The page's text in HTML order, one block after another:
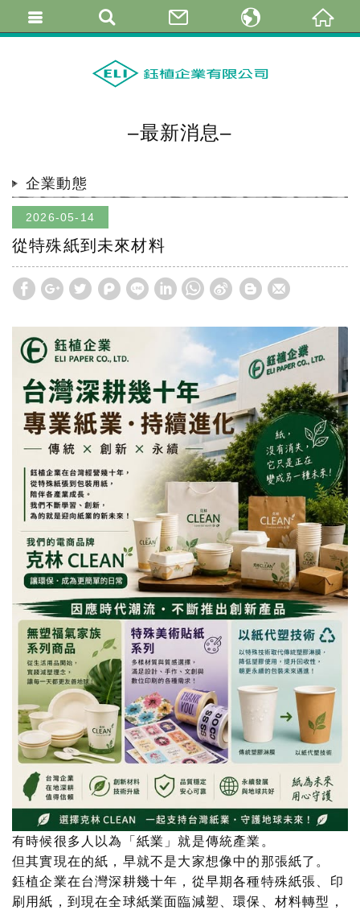
–最新消息–
企業動態
2026-05-14
從特殊紙到未來材料
有時候很多人以為「紙業」就是傳統產業。
但其實現在的紙，早就不是大家想像中的那張紙了。
鈺植企業在台灣深耕幾十年，從早期各種特殊紙張、印
刷用紙，到現在全球紙業面臨減塑、環保、材料轉型，
简体中文